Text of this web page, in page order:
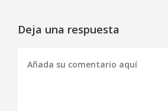
Deja una respuesta